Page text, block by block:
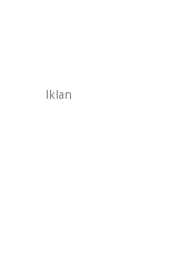
Iklan